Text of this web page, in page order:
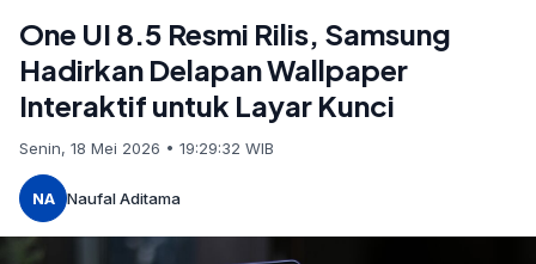
One UI 8.5 Resmi Rilis, Samsung
Hadirkan Delapan Wallpaper
Interaktif untuk Layar Kunci
Senin, 18 Mei 2026 • 19:29:32 WIB
NA Naufal Aditama